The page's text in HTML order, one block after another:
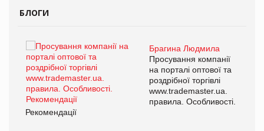
БЛОГИ
Брагина Людмила
Просування компанії
на порталі оптової та
роздрібної торгівлі
www.trademaster.ua.
правила. Особливості.
Рекомендації